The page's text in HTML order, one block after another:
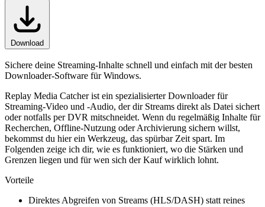
Download
Sichere deine Streaming-Inhalte schnell und einfach mit der besten
Downloader-Software für Windows.
Replay Media Catcher ist ein spezialisierter Downloader für
Streaming-Video und -Audio, der dir Streams direkt als Datei sichert
oder notfalls per DVR mitschneidet. Wenn du regelmäßig Inhalte für
Recherchen, Offline-Nutzung oder Archivierung sichern willst,
bekommst du hier ein Werkzeug, das spürbar Zeit spart. Im
Folgenden zeige ich dir, wie es funktioniert, wo die Stärken und
Grenzen liegen und für wen sich der Kauf wirklich lohnt.
Vorteile
Direktes Abgreifen von Streams (HLS/DASH) statt reines